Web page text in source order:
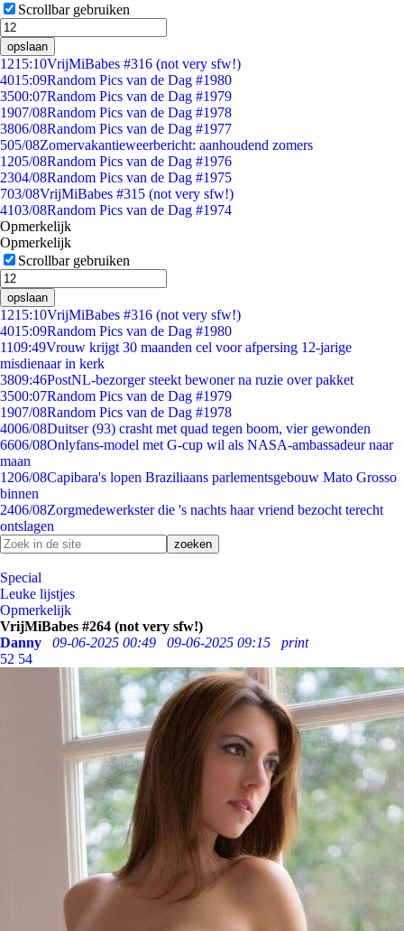
Scrollbar gebruiken
opslaan
1215:10VrijMiBabes #316 (not very sfw!)
4015:09Random Pics van de Dag #1980
3500:07Random Pics van de Dag #1979
1907/08Random Pics van de Dag #1978
3806/08Random Pics van de Dag #1977
505/08Zomervakantieweerbericht: aanhoudend zomers
1205/08Random Pics van de Dag #1976
2304/08Random Pics van de Dag #1975
703/08VrijMiBabes #315 (not very sfw!)
4103/08Random Pics van de Dag #1974
Opmerkelijk
Opmerkelijk
Scrollbar gebruiken
opslaan
1215:10VrijMiBabes #316 (not very sfw!)
4015:09Random Pics van de Dag #1980
1109:49Vrouw krijgt 30 maanden cel voor afpersing 12-jarige
misdienaar in kerk
3809:46PostNL-bezorger steekt bewoner na ruzie over pakket
3500:07Random Pics van de Dag #1979
1907/08Random Pics van de Dag #1978
4006/08Duitser (93) crasht met quad tegen boom, vier gewonden
6606/08Onlyfans-model met G-cup wil als NASA-ambassadeur naar
maan
1206/08Capibara's lopen Braziliaans parlementsgebouw Mato Grosso
binnen
2406/08Zorgmedewerkster die 's nachts haar vriend bezocht terecht
ontslagen
Special
Leuke lijstjes
Opmerkelijk
VrijMiBabes #264 (not very sfw!)
Danny
09-06-2025 00:49 09-06-2025 09:15
print
52 54